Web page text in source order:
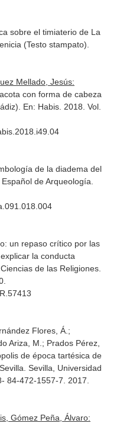
sobre el timiaterio de La
(Testo stampato)
Mellado, Jesús:
con forma de cabeza
En: Habis. 2018. Vol.
de la diadema del
Español de Arqueología
un repaso crítico por las
la conducta
de las Religiones.
Flores, Á.;
Ariza, M.; Prados Pérez,
de época tartésica de
Sevilla, Universidad
84-472-1557-7. 2017.
Gómez Peña, Álvaro: